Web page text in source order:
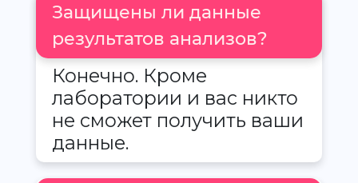
Защищены ли данные
результатов анализов?
Конечно. Кроме
лаборатории и вас никто
не сможет получить ваши
данные.